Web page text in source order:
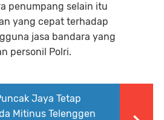
penumpang selain itu
yang cepat terhadap
jasa bandara yang
personil Polri.
Jaya Tetap
Mitinus Telenggen